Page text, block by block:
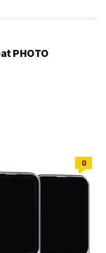
PHOTO
0